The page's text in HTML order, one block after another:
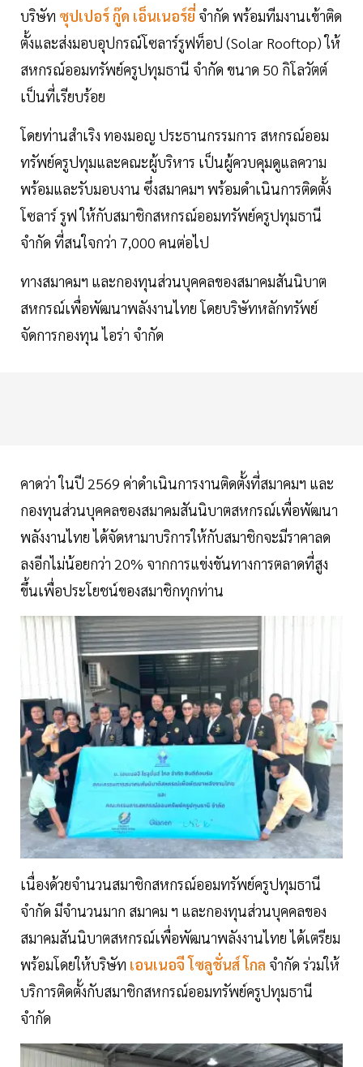
บริษัท ซุปเปอร์ กู๊ด เอ็นเนอร์ยี่ จำกัด พร้อมทีมงานเข้าติด
ตั้งและส่งมอบอุปกรณ์โซลาร์รูฟท็อป (Solar Rooftop) ให้
สหกรณ์ออมทรัพย์ครูปทุมธานี จำกัด ขนาด 50 กิโลวัตต์
เป็นที่เรียบร้อย
โดยท่านสำเริง ทองมอญ ประธานกรรมการ สหกรณ์ออม
ทรัพย์ครูปทุมและคณะผู้บริหาร เป็นผู้ควบคุมดูแลความ
พร้อมและรับมอบงาน ซึ่งสมาคมฯ พร้อมดำเนินการติดตั้ง
โซลาร์ รูฟ ให้กับสมาชิกสหกรณ์ออมทรัพย์ครูปทุมธานี
จำกัด ที่สนใจกว่า 7,000 คนต่อไป
ทางสมาคมฯ และกองทุนส่วนบุคคลของสมาคมสันนิบาต
สหกรณ์เพื่อพัฒนาพลังงานไทย โดยบริษัทหลักทรัพย์
จัดการกองทุน ไอร่า จำกัด
คาดว่า ในปี 2569 ค่าดำเนินการงานติดตั้งที่สมาคมฯ และ
กองทุนส่วนบุคคลของสมาคมสันนิบาตสหกรณ์เพื่อพัฒนา
พลังงานไทย ได้จัดหามาบริการให้กับสมาชิกจะมีราคาลด
ลงอีกไม่น้อยกว่า 20% จากการแข่งขันทางการตลาดที่สูง
ขึ้นเพื่อประโยชน์ของสมาชิกทุกท่าน
เนื่องด้วยจำนวนสมาชิกสหกรณ์ออมทรัพย์ครูปทุมธานี
จำกัด มีจำนวนมาก สมาคม ฯ และกองทุนส่วนบุคคลของ
สมาคมสันนิบาตสหกรณ์เพื่อพัฒนาพลังงานไทย ได้เตรียม
พร้อมโดยให้บริษัท เอนเนอจี โซลูชั่นส์ โกล จำกัด ร่วมให้
บริการติดตั้งกับสมาชิกสหกรณ์ออมทรัพย์ครูปทุมธานี
จำกัด